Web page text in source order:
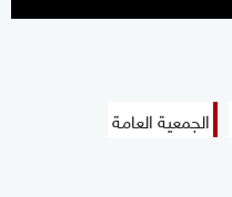
الجمعية العامة